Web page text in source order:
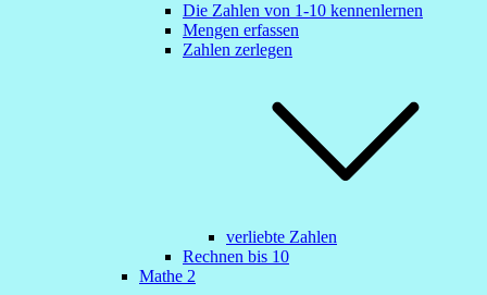
Die Zahlen von 1-10 kennenlernen
Mengen erfassen
Zahlen zerlegen
verliebte Zahlen
Rechnen bis 10
Mathe 2